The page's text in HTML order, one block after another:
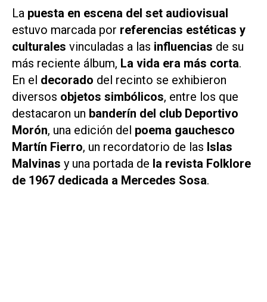
La puesta en escena del set audiovisual
estuvo marcada por referencias estéticas y
culturales vinculadas a las influencias de su
más reciente álbum, La vida era más corta.
En el decorado del recinto se exhibieron
diversos objetos simbólicos, entre los que
destacaron un banderín del club Deportivo
Morón, una edición del poema gauchesco
Martín Fierro, un recordatorio de las Islas
Malvinas y una portada de la revista Folklore
de 1967 dedicada a Mercedes Sosa.